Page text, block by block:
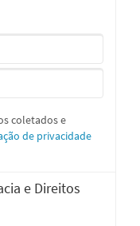
de privacidade
e Direitos